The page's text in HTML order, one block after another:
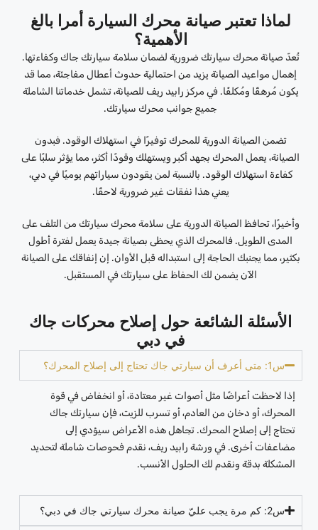
لماذا تعتبر صيانة محرك السيارة أمرا بالغ
الأهمية؟
تُعدّ صيانة محرك سيارتك ضرورية لضمان سلامة سيارتك جاك وكفاءتها.
إهمال مواعيد الصيانة يزيد من احتمالية حدوث أعطال مفاجئة، مما قد
يكون مُرهقًا ومُكلفًا. في مركز رابيد ريف للصيانة، تشمل خدماتنا الشاملة
جميع جوانب محرك سيارتك.
تضمن الصيانة الدورية للمحرك توفيرًا في استهلاك الوقود. فبدون
الصيانة، يعمل المحرك بجهد أكبر ويستهلك وقودًا أكثر، مما يؤثر سلبًا على
كفاءة استهلاك الوقود. بالنسبة لمن يقودون سياراتهم يوميًا في دبي،
يعني هذا نفقات غير ضرورية لاحقًا.
وأخيرًا، تحافظ الصيانة الدورية على سلامة محرك سيارتك من التلف على
المدى الطويل. فالمحرك الذي يحظى بصيانة جيدة يعمل لفترة أطول
بكثير، مما يجنبك الحاجة إلى استبداله قبل الأوان. إن إنفاقك على الصيانة
الآن يضمن لك الحفاظ على سيارتك في المستقبل.
الأسئلة الشائعة حول إصلاح محركات جاك
في دبي
س1: متى أعرف أن سيارتي جاك تحتاج إلى إصلاح المحرك؟
إذا لاحظت أعراضًا مثل أصوات غير معتادة، أو انخفاض في قوة
المحرك، أو دخان من العادم، أو تسرب للزيت، فإن سيارتك جاك
تحتاج إلى إصلاح المحرك. تجاهل هذه الأعراض سيؤدي إلى
مضاعفات أخرى. في ورشة رابيد ريف، نقدم فحوصات شاملة لتحديد
المشكلة بدقة ونقدم لك الحلول الأنسب.
س2: كم مرة يجب عليّ صيانة محرك سيارتي جاك في دبي؟